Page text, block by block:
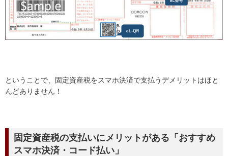
ということで、固定資産税をスマホ決済で支払うデメリットはほと
んどありません！
固定資産税の支払いにメリットがある「おすすめ
スマホ決済・コード払い」